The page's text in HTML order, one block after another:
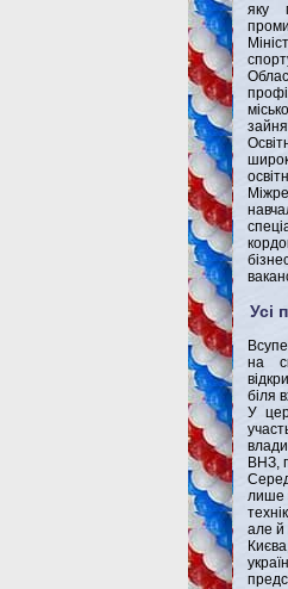
яку
Усі
на
біля
У
ВНЗ,
лише
але й